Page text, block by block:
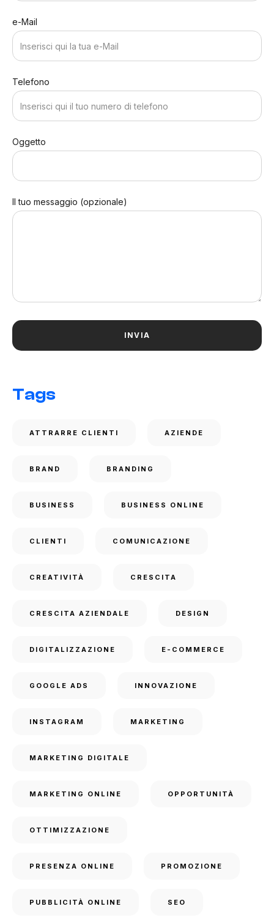
e-Mail
Telefono
Oggetto
Il tuo messaggio (opzionale)
Tags
ATTRARRE CLIENTI AZIENDE
BRAND BRANDING
BUSINESS BUSINESS ONLINE
CLIENTI COMUNICAZIONE
CREATIVITÀ CRESCITA
CRESCITA AZIENDALE DESIGN
DIGITALIZZAZIONE E-COMMERCE
GOOGLE ADS INNOVAZIONE
INSTAGRAM MARKETING
MARKETING DIGITALE
MARKETING ONLINE OPPORTUNITÀ
OTTIMIZZAZIONE
PRESENZA ONLINE PROMOZIONE
PUBBLICITÀ ONLINE SEO